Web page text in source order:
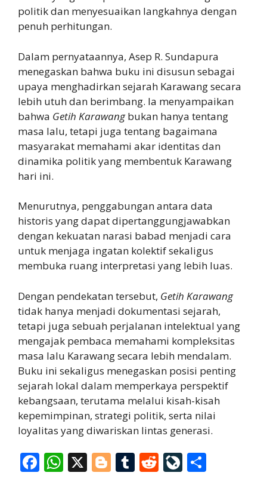
politik dan menyesuaikan langkahnya dengan
penuh perhitungan.
Dalam pernyataannya, Asep R. Sundapura
menegaskan bahwa buku ini disusun sebagai
upaya menghadirkan sejarah Karawang secara
lebih utuh dan berimbang. Ia menyampaikan
bahwa Getih Karawangbukan hanya tentang
masa lalu, tetapi juga tentang bagaimana
masyarakat memahami akar identitas dan
dinamika politik yang membentuk Karawang
hari ini.
Menurutnya, penggabungan antara data
historis yang dapat dipertanggungjawabkan
dengan kekuatan narasi babad menjadi cara
untuk menjaga ingatan kolektif sekaligus
membuka ruang interpretasi yang lebih luas.
Dengan pendekatan tersebut, Getih Karawang
tidak hanya menjadi dokumentasi sejarah,
tetapi juga sebuah perjalanan intelektual yang
mengajak pembaca memahami kompleksitas
masa lalu Karawang secara lebih mendalam.
Buku ini sekaligus menegaskan posisi penting
sejarah lokal dalam memperkaya perspektif
kebangsaan, terutama melalui kisah-kisah
kepemimpinan, strategi politik, serta nilai
loyalitas yang diwariskan lintas generasi.
F W X Bl T R Li